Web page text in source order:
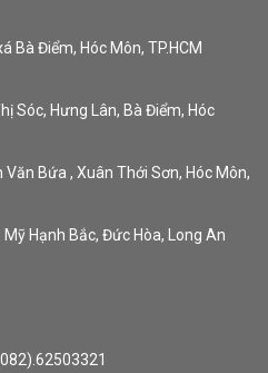
Bà Điểm, Hóc Môn, TP.HCM
Sóc, Hưng Lân, Bà Điểm, Hóc
Bứa , Xuân Thới Sơn, Hóc Môn,
Hạnh Bắc, Đức Hòa, Long An